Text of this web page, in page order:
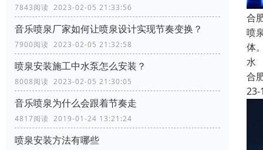
7843阅读 2023-02-05 21:33:56
音乐喷泉厂家如何让喷泉设计实现节奏变换？
7900阅读 2023-02-05 21:32:58
喷泉安装施工中水泵怎么安装？
8008阅读 2023-02-05 21:30:05
音乐喷泉为什么会跟着节奏走
4817阅读 2019-01-24 13:21:24
喷泉安装方法有哪些
合
喷
体
水
合
23-